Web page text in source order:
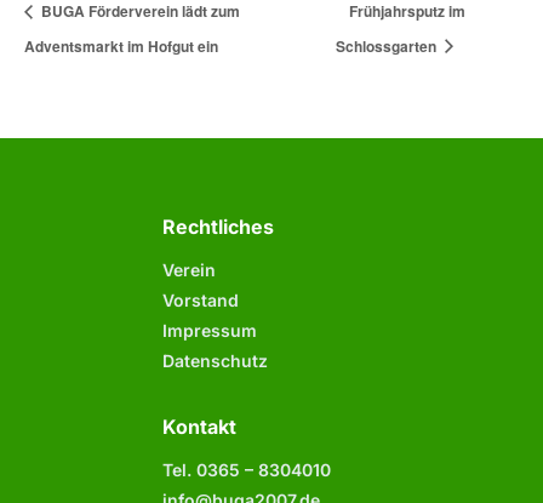
BUGA Förderverein lädt zum
Adventsmarkt im Hofgut ein
Frühjahrsputz im
Schlossgarten
Rechtliches
Verein
Vorstand
Impressum
Datenschutz
Kontakt
Tel. 0365 –8304010